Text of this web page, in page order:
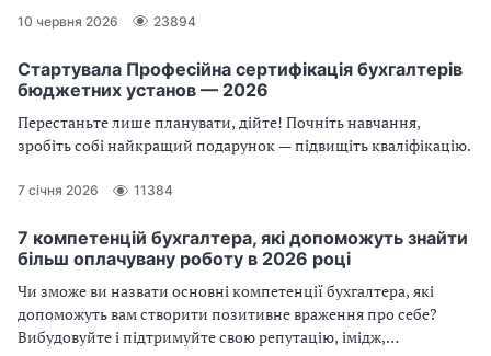
10 червня 2026 23894
Стартувала Професійна сертифікація бухгалтерів
бюджетних установ — 2026
Перестаньте лише планувати, дійте! Почніть навчання,
зробіть собі найкращий подарунок — підвищіть кваліфікацію.
7 січня 2026 11384
7 компетенцій бухгалтера, які допоможуть знайти
більш оплачувану роботу в 2026 році
Чи зможе ви назвати основні компетенції бухгалтера, які
допоможуть вам створити позитивне враження про себе?
Вибудовуйте і підтримуйте свою репутацію, імідж,